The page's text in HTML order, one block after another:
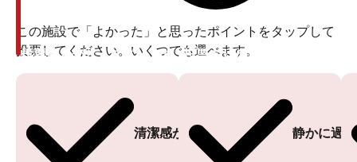
この施設で「よかった」と思ったポイントをタップして
投票してください。いくつでも選べます。
清潔感がある
投票ありがとうございます
静かに過
投票ありがとうございます